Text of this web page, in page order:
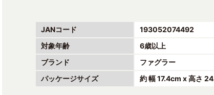
JANコード
193052074492
対象年齢
6歳以上
ブランド
ファグラー
パッケージサイズ
約 幅 17.4cm x 高さ